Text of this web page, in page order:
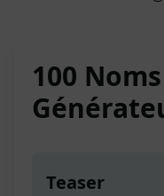
100
Teaser